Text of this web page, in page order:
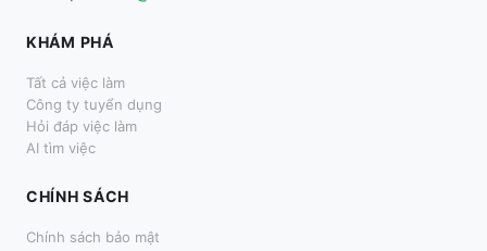
KHÁM PHÁ
Tất cả việc làm
Công ty tuyển dụng
Hỏi đáp việc làm
AI tìm việc
CHÍNH SÁCH
Chính sách bảo mật